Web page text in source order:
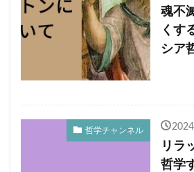
魂不
くす
シア
哲学チャンネル
リラ
哲学